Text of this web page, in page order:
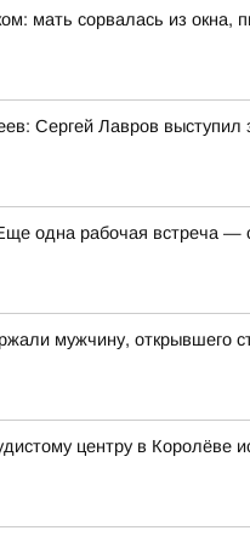
мать сорвалась из окна,
Сергей Лавров выступил
одна рабочая встреча —
мужчину, открывшего
центру в Королёве